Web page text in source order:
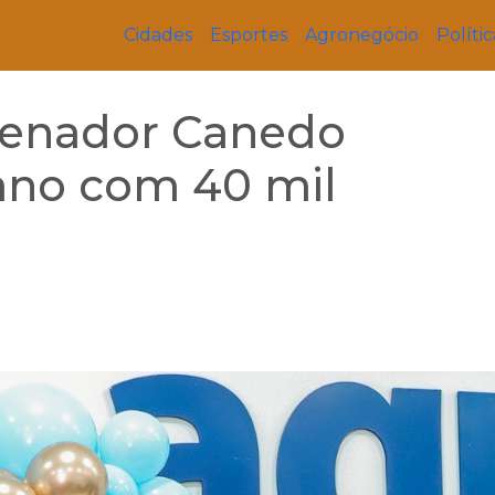
Cidades Esportes Agronegócio
Canedo
com 40 mil